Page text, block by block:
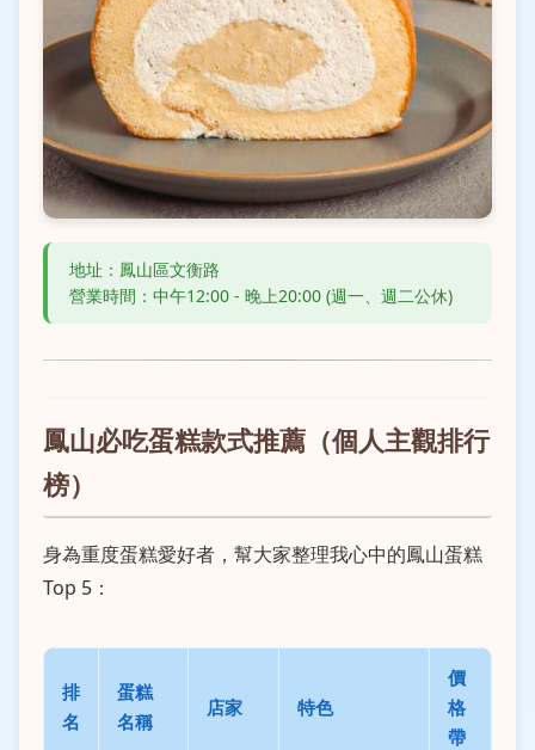
地址：鳳山區文衡路
營業時間：中午12:00 - 晚上20:00 (週一、週二公休)
鳳山必吃蛋糕款式推薦（個人主觀排行
榜）
身為重度蛋糕愛好者，幫大家整理我心中的鳳山蛋糕
Top 5：
排
名
蛋糕
名稱
店家 特色
價
格
帶